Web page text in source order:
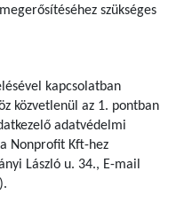
szükséges
kapcsolatban
közvetlenül az 1. pontban
adatvédelmi
Nonprofit Kft-hez
László u. 34., E-mail
).